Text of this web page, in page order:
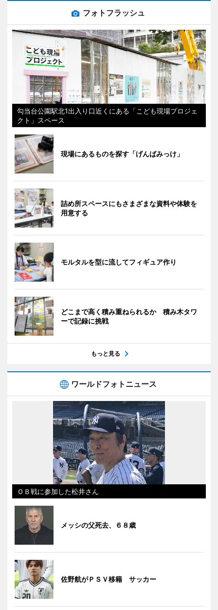
フォトフラッシュ
勾当台公園駅北1出入り口近くにある「こども現場プロジェ
クト」スペース
現場にあるものを探す「げんばみっけ」
詰め所スペースにもさまざまな資料や体験を
用意する
モルタルを型に流してフィギュア作り
どこまで高く積み重ねられるか 積み木タワ
ーで記録に挑戦
もっと見る
ワールドフォトニュース
ＯＢ戦に参加した松井さん
メッシの父死去、６８歳
佐野航がＰＳＶ移籍 サッカー